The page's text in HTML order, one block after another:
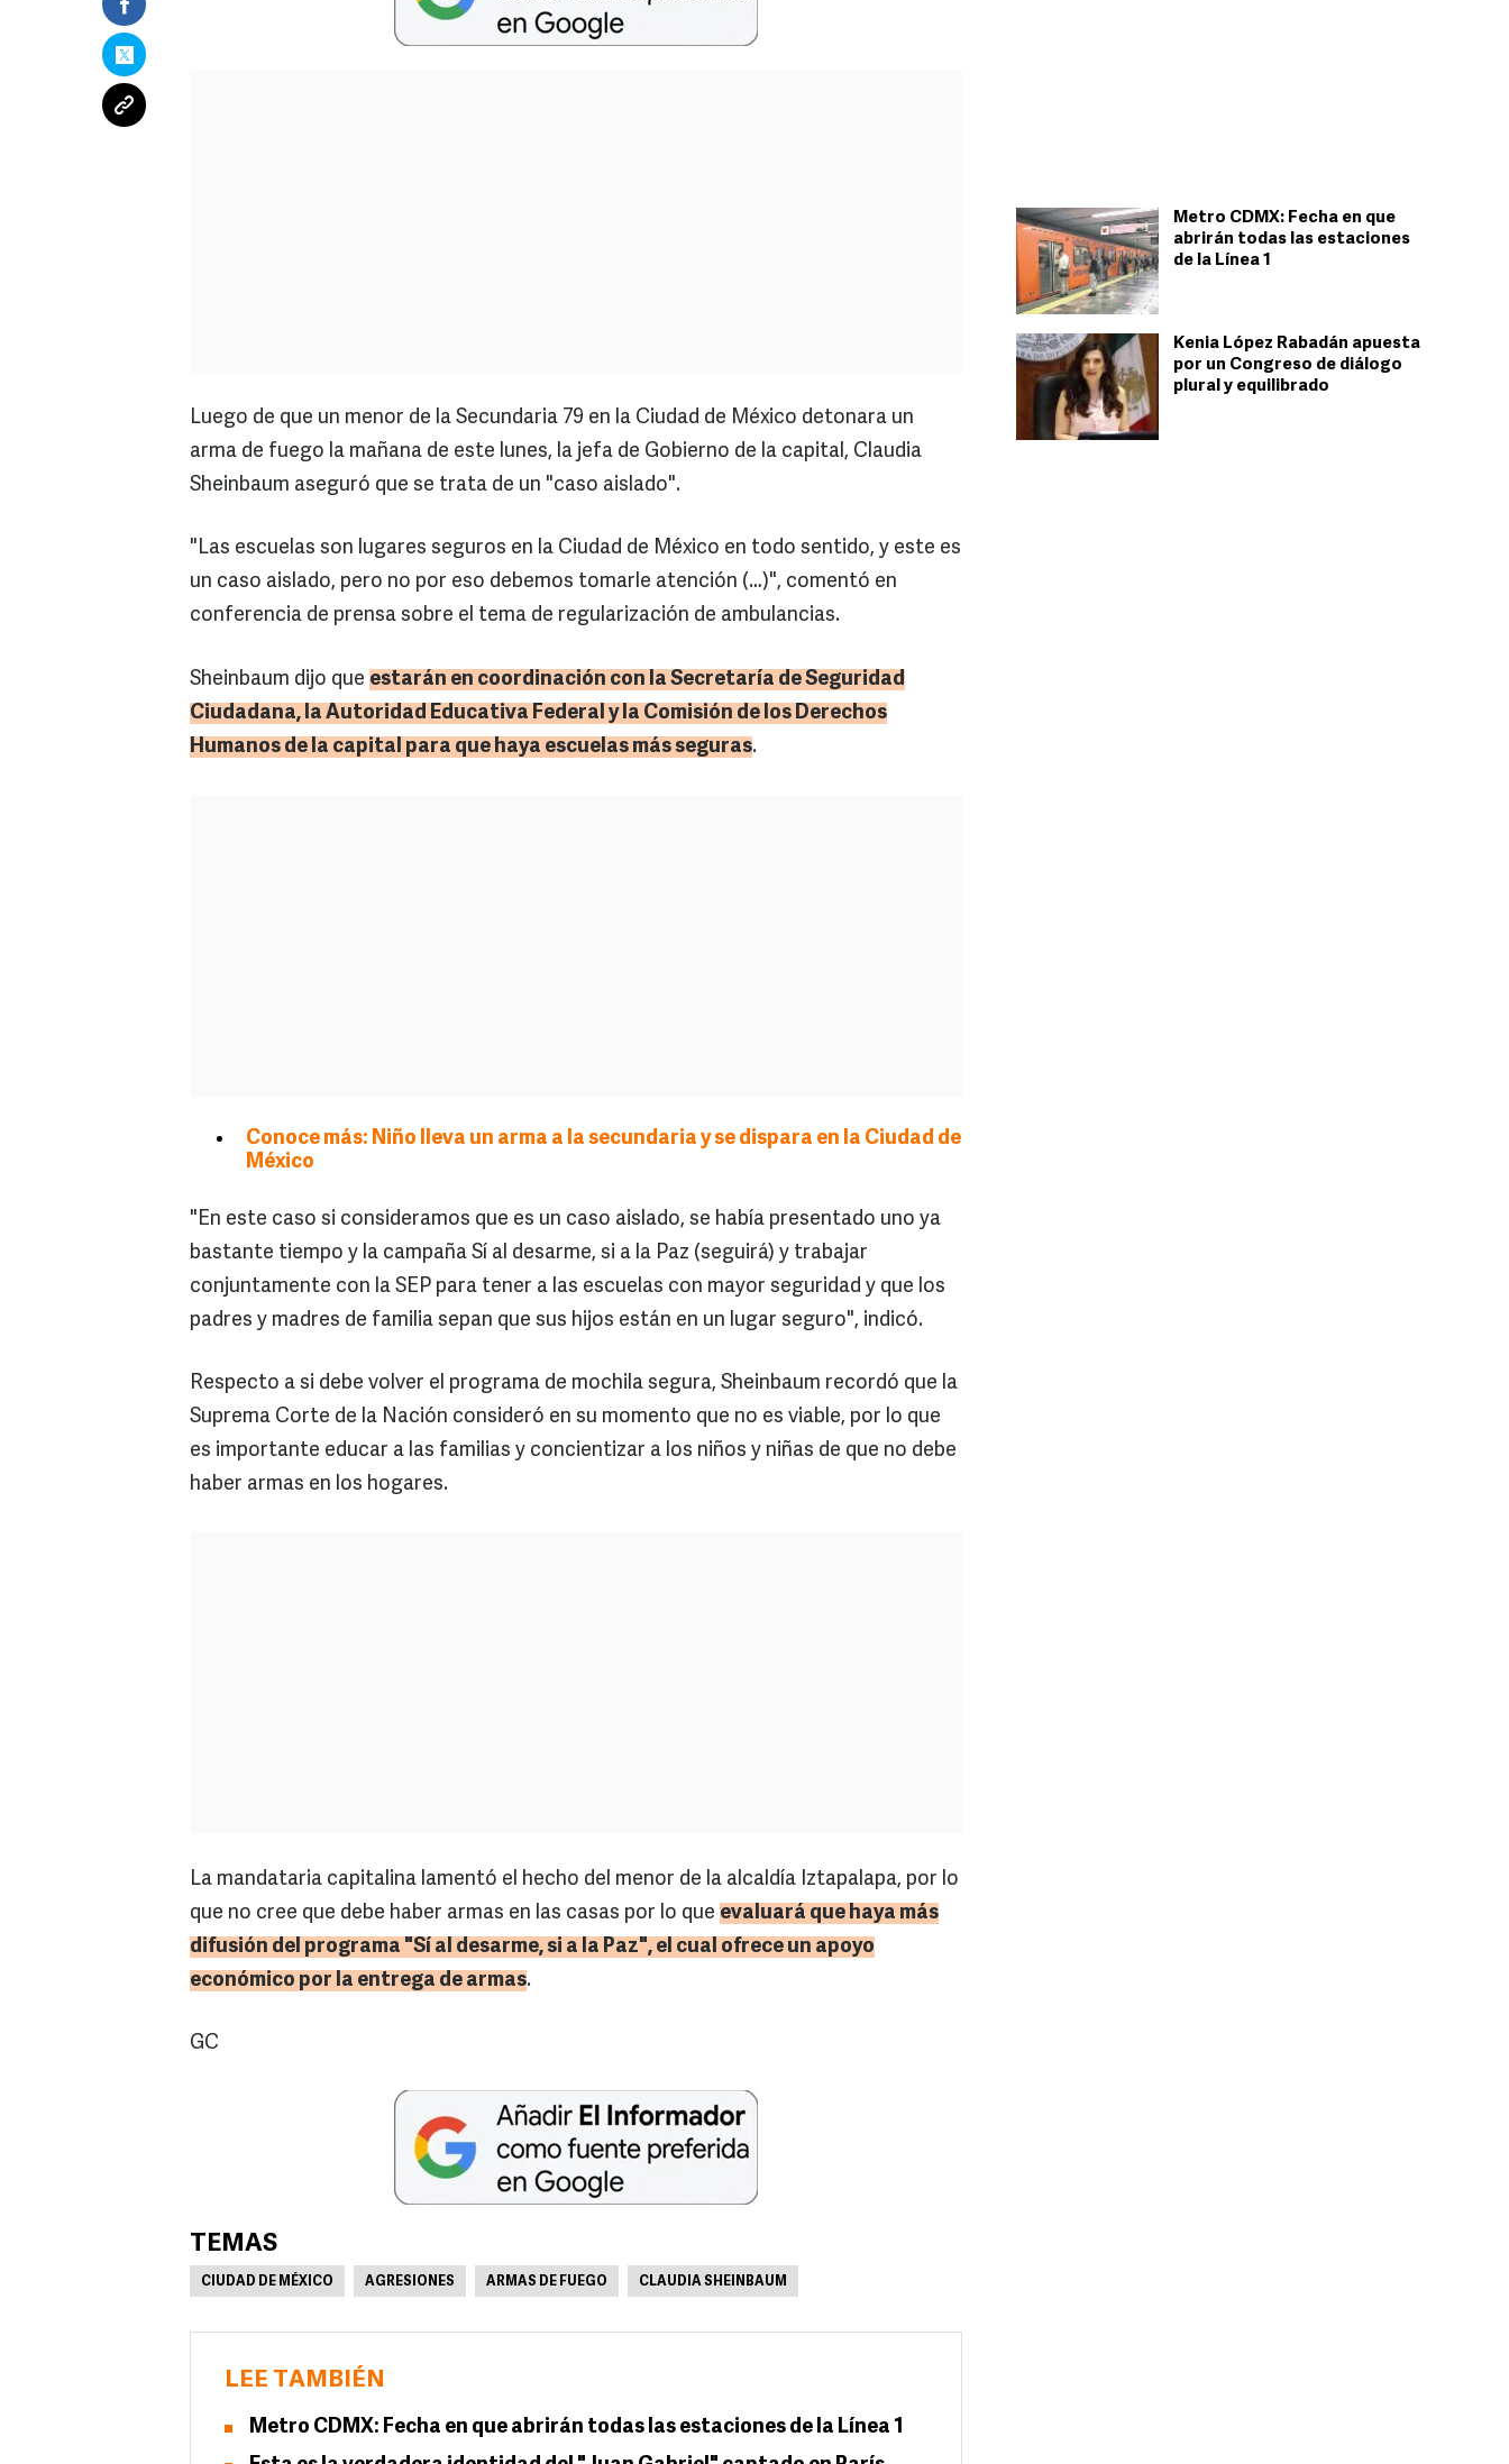
Metro CDMX: Fecha en que
abrirán todas las estaciones
de la Línea 1
Kenia López Rabadán apuesta
por un Congreso de diálogo
plural y equilibrado
Luego de que un menor de la Secundaria 79 en la Ciudad de México detonara un
arma de fuego la mañana de este lunes, la jefa de Gobierno de la capital, Claudia
Sheinbaum aseguró que se trata de un "caso aislado".
"Las escuelas son lugares seguros en la Ciudad de México en todo sentido, y este es
un caso aislado, pero no por eso debemos tomarle atención (…)", comentó en
conferencia de prensa sobre el tema de regularización de ambulancias.
Sheinbaum dijo que estarán en coordinación con la Secretaría de Seguridad
Ciudadana, la Autoridad Educativa Federal y la Comisión de los Derechos
Humanos de la capital para que haya escuelas más seguras.
Conoce más: Niño lleva un arma a la secundaria y se dispara en la Ciudad de
México
"En este caso si consideramos que es un caso aislado, se había presentado uno ya
bastante tiempo y la campaña Sí al desarme, si a la Paz (seguirá) y trabajar
conjuntamente con la SEP para tener a las escuelas con mayor seguridad y que los
padres y madres de familia sepan que sus hijos están en un lugar seguro", indicó.
Respecto a si debe volver el programa de mochila segura, Sheinbaum recordó que la
Suprema Corte de la Nación consideró en su momento que no es viable, por lo que
es importante educar a las familias y concientizar a los niños y niñas de que no debe
haber armas en los hogares.
La mandataria capitalina lamentó el hecho del menor de la alcaldía Iztapalapa, por lo
que no cree que debe haber armas en las casas por lo que evaluará que haya más
difusión del programa "Sí al desarme, si a la Paz", el cual ofrece un apoyo
económico por la entrega de armas.
GC
TEMAS
CIUDAD DE MÉXICO AGRESIONES ARMAS DE FUEGO CLAUDIA SHEINBAUM
LEE TAMBIÉN
Metro CDMX: Fecha en que abrirán todas las estaciones de la Línea 1